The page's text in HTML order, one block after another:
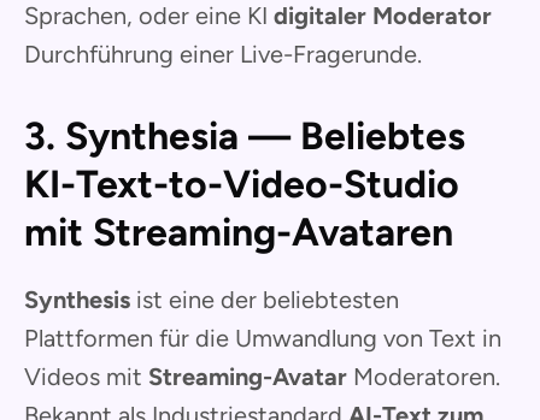
Sprachen, oder eine KI digitaler Moderator
Durchführung einer Live-Fragerunde.
3. Synthesia — Beliebtes
KI-Text-to-Video-Studio
mit Streaming-Avataren
Synthesis ist eine der beliebtesten
Plattformen für die Umwandlung von Text in
Videos mit Streaming-Avatar Moderatoren.